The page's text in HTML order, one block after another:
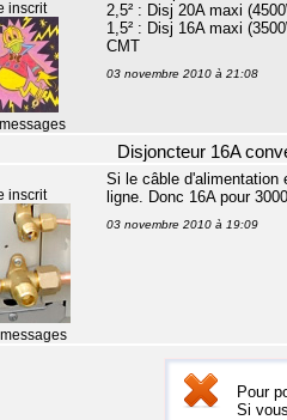
inscrit
2,5² : Disj 20A maxi
1,5² : Disj 16A maxi
CMT
03 novembre 2010 à 21:08
Disjoncteur 16A
inscrit
Si le câble d'alimentation
ligne. Donc 16A pour
03 novembre 2010 à 19:09
Pour
Si